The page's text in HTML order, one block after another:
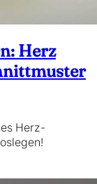
Herz
Herz-